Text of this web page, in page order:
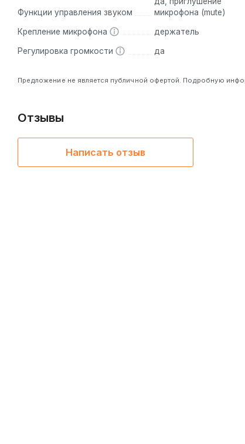
Функции управления звуком
микрофона (mute)
Крепление микрофона держатель
Регулировка громкости да
Предложение не является публичной офертой. Подробную
Отзывы
Написать отзыв